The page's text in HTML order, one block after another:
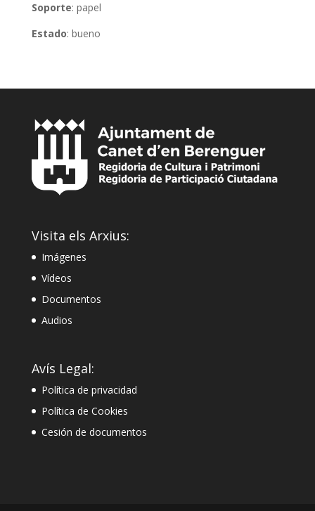
Soporte: papel
Estado: bueno
Visita els Arxius:
Imágenes
Vídeos
Documentos
Audios
Avís Legal:
Política de privacidad
Política de Cookies
Cesión de documentos